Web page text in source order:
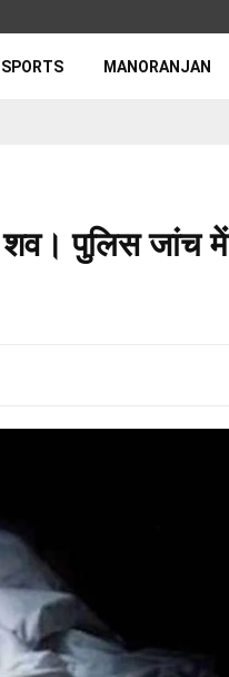
SPORTS MANORANJAN
शव। पुलिस जांच में